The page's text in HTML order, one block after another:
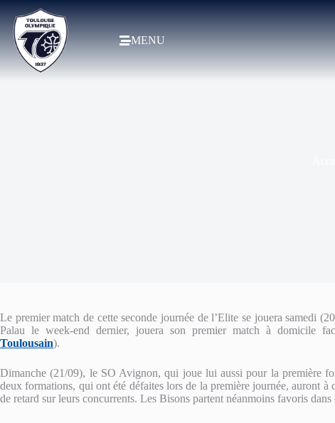
MENU
Le premier match de cette seconde journée de l’Elite se jouera samedi
Palau le week-end dernier, jouera son premier match à domicile
Toulousain).
Dimanche (21/09), le SO Avignon, qui joue lui aussi pour la première
deux formations, qui ont été défaites lors de la première journée, auront
de retard sur leurs concurrents. Les Bisons partent néanmoins favoris